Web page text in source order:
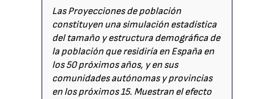
Las Proyecciones de población
constituyen una simulación estadística
del tamaño y estructura demográfica de
la población que residiría en España en
los 50 próximos años, y en sus
comunidades autónomas y provincias
en los próximos 15. Muestran el efecto